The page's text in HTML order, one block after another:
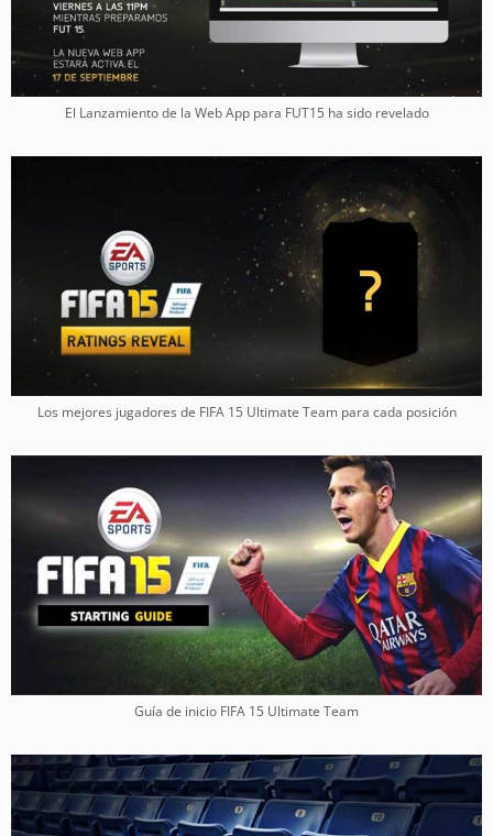
El Lanzamiento de la Web App para FUT15 ha sido revelado
Los mejores jugadores de FIFA 15 Ultimate Team para cada posición
Guía de inicio FIFA 15 Ultimate Team